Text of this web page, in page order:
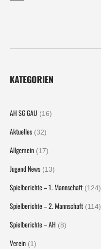
KATEGORIEN
AH SG GAU (16)
Aktuelles (32)
Allgemein (17)
Jugend News (13)
Spielberichte – 1. Mannschaft (124)
Spielberichte – 2. Mannschaft (114)
Spielberichte – AH (8)
Verein (1)